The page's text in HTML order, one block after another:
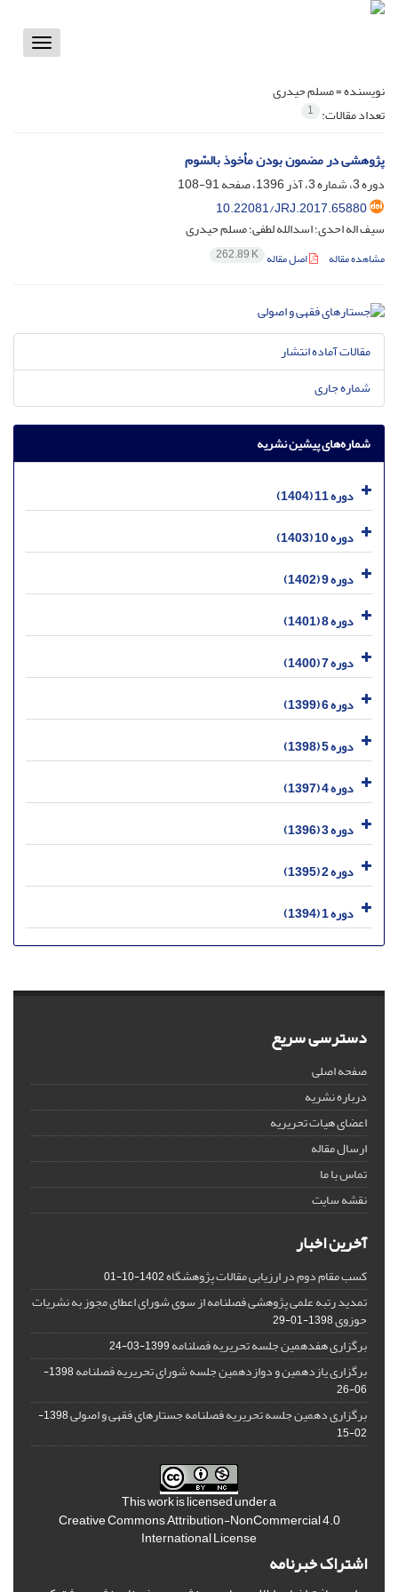
Toggle
نویسنده =مسلم حیدری
تعداد مقالات: 1
پژوهشی در مضمون بودن مأخوذ بالسّوم
دوره 3، شماره 3، آذر 1396، صفحه
91-108
10.22081/JRJ.2017.65880
سیف اله احدی؛ اسدالله لطفی؛ مسلم حیدری
مشاهده مقاله اصل مقاله 262.89 K
مقالات آماده انتشار
شماره جاری
شماره‌های پیشین نشریه
دوره 11 (1404)
دوره 10 (1403)
دوره 9 (1402)
دوره 8 (1401)
دوره 7 (1400)
دوره 6 (1399)
دوره 5 (1398)
دوره 4 (1397)
دوره 3 (1396)
دوره 2 (1395)
دوره 1 (1394)
دسترسی سریع
صفحه اصلی
درباره نشریه
اعضای هیات تحریریه
ارسال مقاله
تماس با ما
نقشه سایت
آخرین اخبار
کسب مقام دوم در ارزیابی مقالات پژوهشگاه1402-10-01
تمدید رتبه علمی پژوهشی فصلنامه از سوی شورای اعطای مجوز به نشریات
حوزوی1398-01-29
برگزاری هفدهمین جلسه تحریریه فصلنامه1399-03-24
برگزاری یازدهمین و دوازدهمین جلسه شورای تحریریه فصلنامه
1398-
06-26
برگزاری دهمین جلسه تحریریه فصلنامه جستارهای فقهی و اصولی
1398-
02-15
This work is licensed under a
Creative Commons Attribution-NonCommercial 4.0
International License
اشتراک خبرنامه